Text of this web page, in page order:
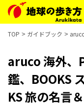
TOP ガイドブック
aruco 海外、
鑑、BOOKS
KS 旅の名言